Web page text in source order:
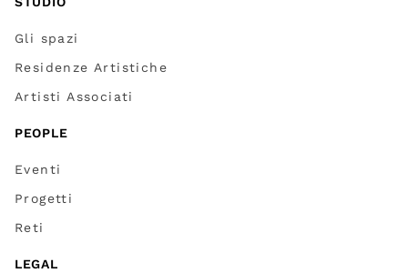
Gli spazi
Residenze Artistiche
Artisti Associati
PEOPLE
Eventi
Progetti
Reti
LEGAL